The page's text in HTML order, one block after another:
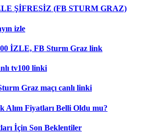
ŞİFRESİZ (FB STURM GRAZ)
izle
İZLE, FB Sturm Graz link
tv100 linki
Graz maçı canlı linki
Alım Fiyatları Belli Oldu mu?
İçin Son Beklentiler